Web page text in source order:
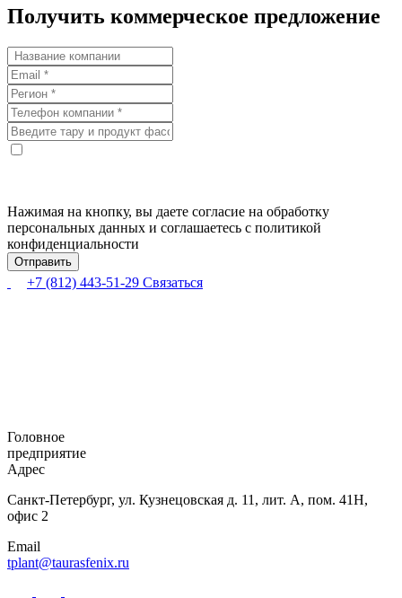
Получить коммерческое предложение
Нажимая на кнопку, вы даете согласие на обработку
персональных данных и соглашаетесь с политикой
конфиденциальности
+7 (812) 443-51-29 Связаться
Головное
предприятие
Адрес
Санкт-Петербург, ул. Кузнецовская д. 11, лит. А, пом. 41Н,
офис 2
Email
tplant@taurasfenix.ru